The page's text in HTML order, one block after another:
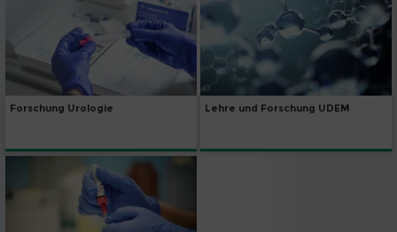
Forschung Urologie Lehre und Forschung UDEM